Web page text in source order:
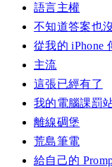
語言主權
不知道答案也
從我的 iPhone
主流
這張已經有了
我的電腦課罰
離線碉堡
荒島筆電
給自己的